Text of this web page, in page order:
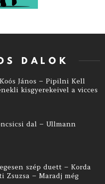
DALOK
János – Pipilni Kell
kisgyerekeivel a vicces
dal – Ullmann
szép duett – Korda
Zsuzsa – Maradj még